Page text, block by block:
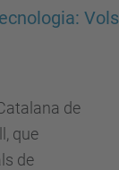
Vols
de
que
de